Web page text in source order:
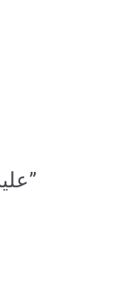
Be the first to review “علينا جميعا أن نصبح نسويين”